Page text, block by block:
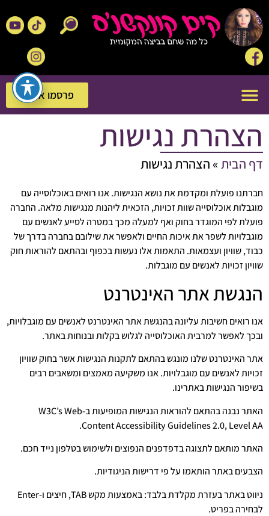
פרסמו אצלנו
פרסמו אצלנו
הצהרת נגישות
דף הבית » הצהרת נגישות
חברתנו פועלת ומקדמת את נושא הנגישות. אנו רואים באוכלוסייה עם
מוגבלות אוכלוסייה שוות זכויות, הזכאית ליהנות מנגישות מלאה. החברה
פועלת לפי המוגדר בחוק ואף למעלה מכך במטרה לסייע לאנשים עם
מוגבלויות לשפר את איכות החיים ולאפשר את שילובם בחברה בדרך של
כבוד, שוויון ועצמאות. התאמות אלו נעשות בכפוף ובהתאם להוראות חוק
שוויון זכויות לאנשים עם מוגבלות.
הנגשת אתר האינטרנט
אנו רואים חשיבות עליונה בהנגשת אתר האינטרנט לאנשים עם מוגבלויות,
ובכך לאפשר למרבית האוכלוסייה לגלוש בקלות ובנוחות באתר.
אתר האינטרנט שלנו מונגש בהתאם לתקנות הנגישות אשר בחוק שוויון
זכויות לאנשים עם מוגבלויות. אנו משקיעה מאמצים ומשאבים רבים
בשיפור הנגישות באתרינו.
האתר נבנה בהתאם להוראות הנגישות המופיעות ב-W3C’s Web
Content Accessibility Guidelines 2.0, Level AA.
האתר מותאם לתצוגה בדפדפנים הנפוצים ולשימוש בטלפון נייד חכם.
הצבעים באתר הותאמו על פי דרישות הניגודיות.
ניווט באתר בעזרת מקלדת בלבד: באמצעות מקש TAB, חיצים ו-Enter
לבחירה בפריט.